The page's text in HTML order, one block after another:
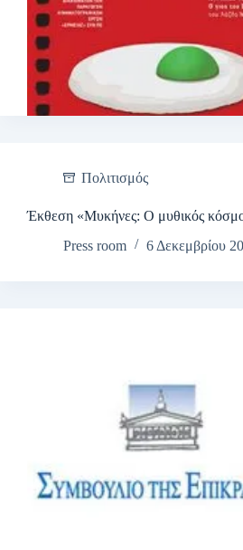
Πολιτισμός
Έκθεση «Μυκήνες: Ο μυθικός
Press room
6 Δεκεμβρίου